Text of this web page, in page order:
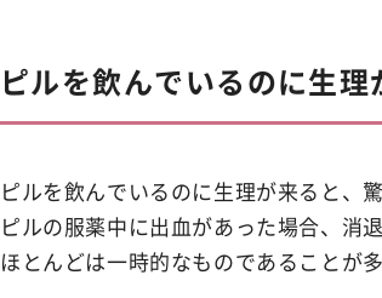
Body Care
NEWSお知らせ
ピルを飲んでいるのに生
ピルを飲んでいるのに生理が来ると、
ピルの服薬中に出血があった場合、消
ほとんどは一時的なものであることが